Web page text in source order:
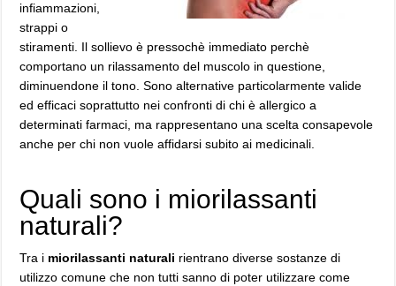
infiammazioni,
strappi o
stiramenti. Il sollievo è pressochè immediato perchè
comportano un rilassamento del muscolo in questione,
diminuendone il tono. Sono alternative particolarmente valide
ed efficaci soprattutto nei confronti di chi è allergico a
determinati farmaci, ma rappresentano una scelta consapevole
anche per chi non vuole affidarsi subito ai medicinali.
Quali sono i miorilassanti
naturali?
Tra i miorilassanti naturali rientrano diverse sostanze di
utilizzo comune che non tutti sanno di poter utilizzare come